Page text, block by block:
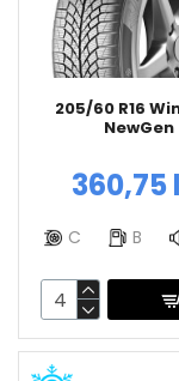
205/60 R16
NewGen
360,75
C B